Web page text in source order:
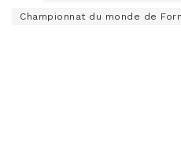
Championnat du monde de